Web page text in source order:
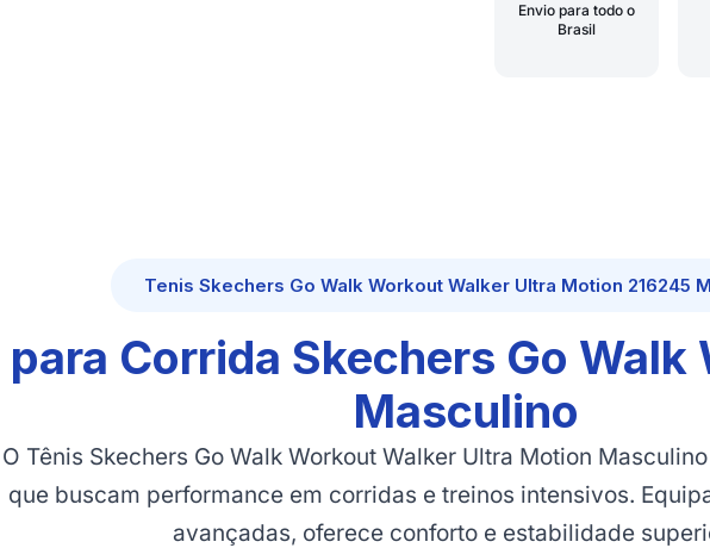
Envio para todo o
Brasil
Tenis Skechers Go Walk Workout Walker Ultra Motion 216245
para Corrida Skechers Go
Masculino
O Tênis Skechers Go Walk Workout Walker Ultra Motion
que buscam performance em corridas e treinos intensivos.
avançadas, oferece conforto e estabilidade